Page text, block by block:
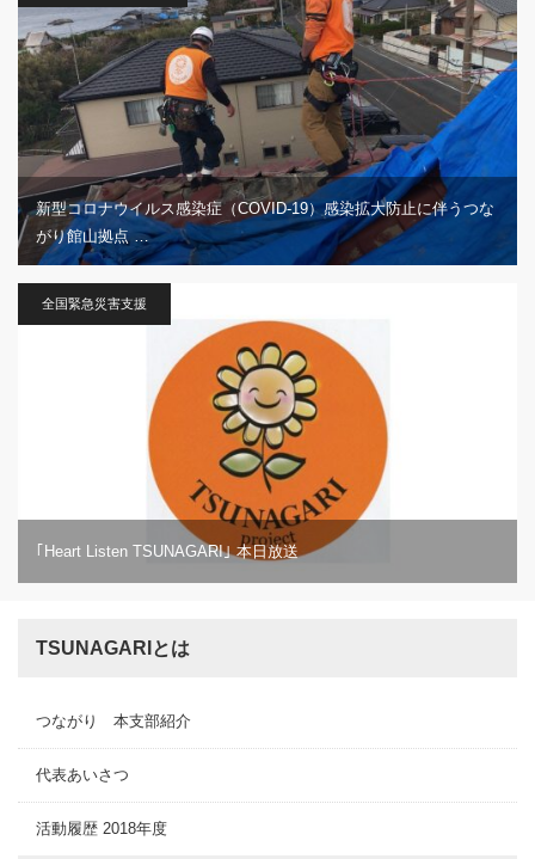
新型コロナウイルス感染症（COVID-19）感染拡大防止に伴うつな
がり館山拠点 …
全国緊急災害支援
｢Heart Listen TSUNAGARI｣ 本日放送
TSUNAGARIとは
つながり 本支部紹介
代表あいさつ
活動履歴 2018年度